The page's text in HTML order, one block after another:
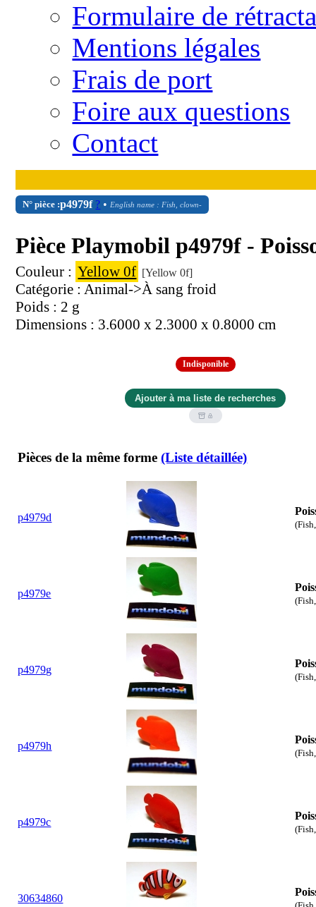
Formulaire de
Mentions légales
Frais de port
Foire aux questions
Contact
N° pièce :p4979f ? •English name : Fish, clown-
Pièce Playmobil p4979f -
Couleur : Yellow 0f [Yellow 0f]
Catégorie : Animal->À sang froid
Poids : 2 g
Dimensions : 3.6000 x 2.3000 x 0.8000 cm
Indisponible
Pièces de la même forme(Liste détaillée)
p4979d
p4979e
p4979g
p4979h
p4979c
30634860